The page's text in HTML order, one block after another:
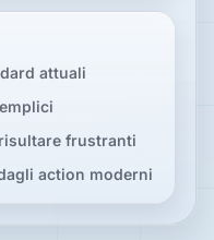
attuali
frustranti
action moderni